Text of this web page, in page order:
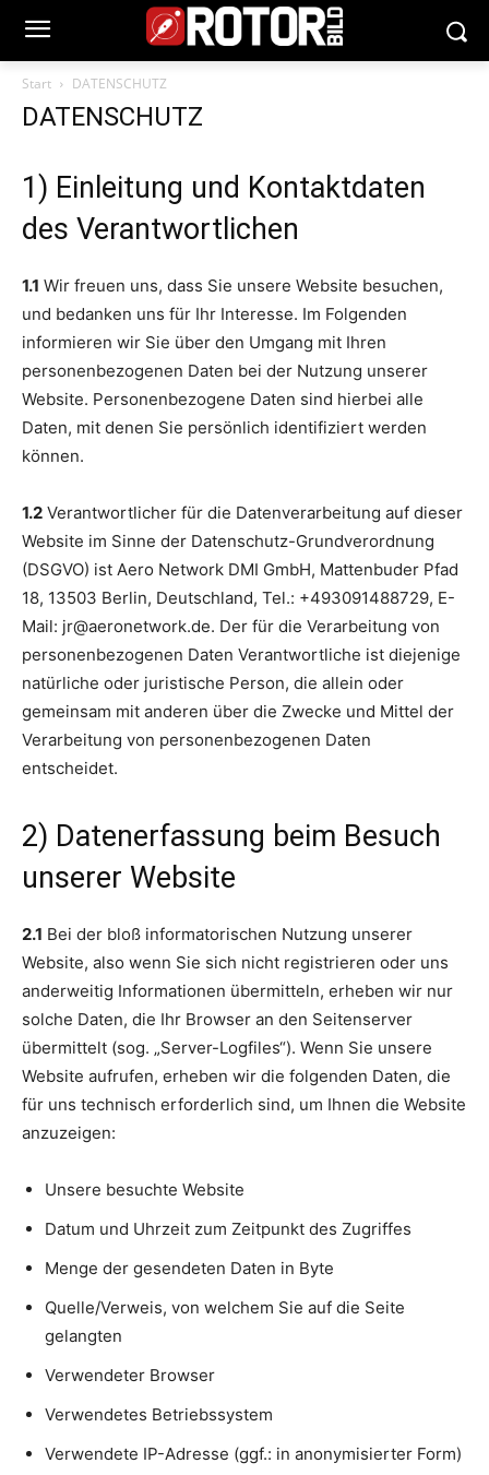
Start DATENSCHUTZ
DATENSCHUTZ
1) Einleitung und Kontaktdaten
des Verantwortlichen
1.1 Wir freuen uns, dass Sie unsere Website besuchen,
und bedanken uns für Ihr Interesse. Im Folgenden
informieren wir Sie über den Umgang mit Ihren
personenbezogenen Daten bei der Nutzung unserer
Website. Personenbezogene Daten sind hierbei alle
Daten, mit denen Sie persönlich identifiziert werden
können.
1.2 Verantwortlicher für die Datenverarbeitung auf dieser
Website im Sinne der Datenschutz-Grundverordnung
(DSGVO) ist Aero Network DMI GmbH, Mattenbuder Pfad
18, 13503 Berlin, Deutschland, Tel.: +493091488729, E-
Mail: jr@aeronetwork.de. Der für die Verarbeitung von
personenbezogenen Daten Verantwortliche ist diejenige
natürliche oder juristische Person, die allein oder
gemeinsam mit anderen über die Zwecke und Mittel der
Verarbeitung von personenbezogenen Daten
entscheidet.
2) Datenerfassung beim Besuch
unserer Website
2.1 Bei der bloß informatorischen Nutzung unserer
Website, also wenn Sie sich nicht registrieren oder uns
anderweitig Informationen übermitteln, erheben wir nur
solche Daten, die Ihr Browser an den Seitenserver
übermittelt (sog. „Server-Logfiles“). Wenn Sie unsere
Website aufrufen, erheben wir die folgenden Daten, die
für uns technisch erforderlich sind, um Ihnen die Website
anzuzeigen:
Unsere besuchte Website
Datum und Uhrzeit zum Zeitpunkt des Zugriffes
Menge der gesendeten Daten in Byte
Quelle/Verweis, von welchem Sie auf die Seite
gelangten
Verwendeter Browser
Verwendetes Betriebssystem
Verwendete IP-Adresse (ggf.: in anonymisierter Form)